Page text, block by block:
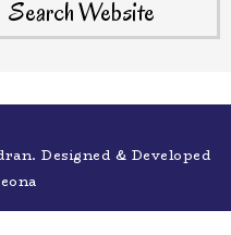
Designed & Developed